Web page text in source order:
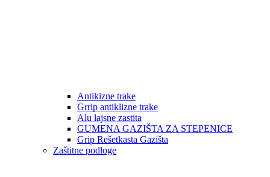
Antikizne trake
Grrip antiklizne trake
Alu lajsne zastita
GUMENA GAZIŠTA ZA STEPENICE
Grip Rešetkasta Gazišta
Zaštitne podloge